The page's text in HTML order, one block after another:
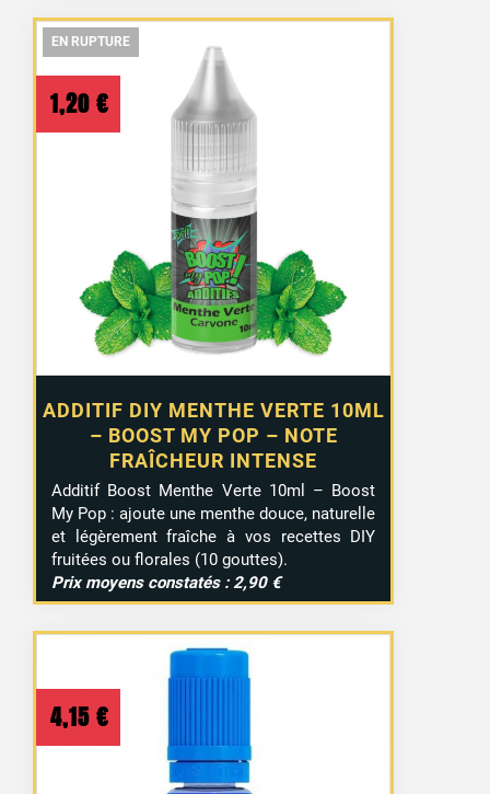
EN RUPTURE
EN RUPTURE
ADDITIF DIY MENTHE VERTE 10ML
– BOOST MY POP – NOTE
FRAÎCHEUR INTENSE
1,20 €
Additif Boost Menthe Verte 10ml – Boost
My Pop : ajoute une menthe douce, naturelle
et légèrement fraîche à vos recettes DIY
fruitées ou florales (10 gouttes).
Prix moyens constatés : 2,90 €
EN RUPTURE
4,15 €